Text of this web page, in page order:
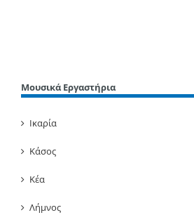
Μουσικά Εργαστήρια
Ικαρία
Κάσος
Κέα
Λήμνος